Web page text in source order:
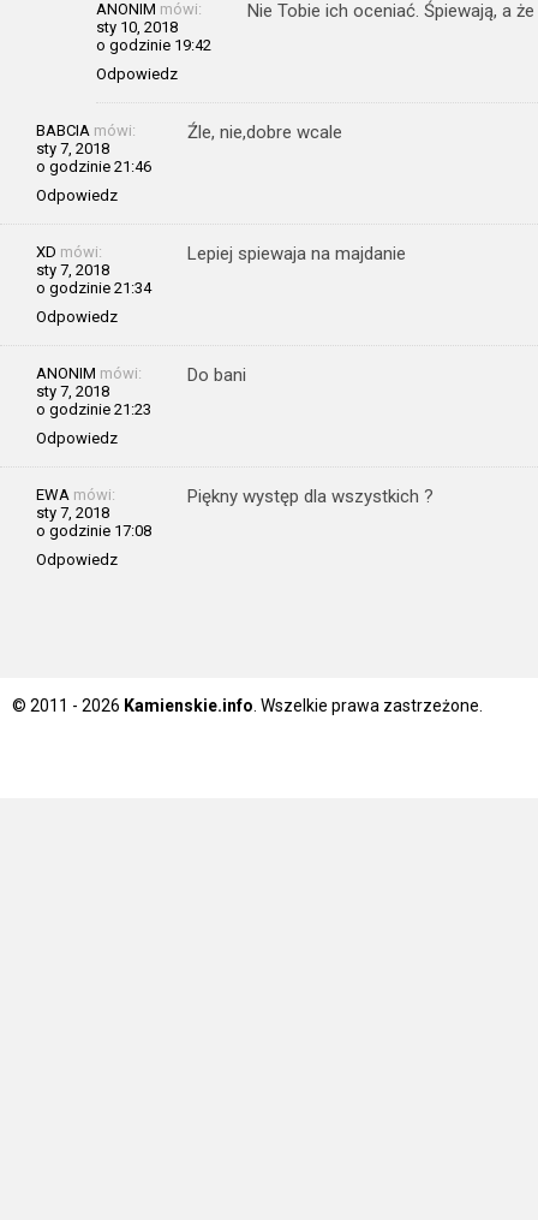
ANONIM mówi:
sty 10, 2018
o godzinie 19:42
Odpowiedz
Nie Tobie ich oceniać. Śpiewają, a
BABCIA mówi:
sty 7, 2018
o godzinie 21:46
Odpowiedz
Źle, nie,dobre wcale
XD mówi:
sty 7, 2018
o godzinie 21:34
Odpowiedz
Lepiej spiewaja na majdanie
ANONIM mówi:
sty 7, 2018
o godzinie 21:23
Odpowiedz
Do bani
EWA mówi:
sty 7, 2018
o godzinie 17:08
Odpowiedz
Piękny występ dla wszystkich ?
© 2011 - 2026 Kamienskie.info . Wszelkie prawa zastrzeżone.